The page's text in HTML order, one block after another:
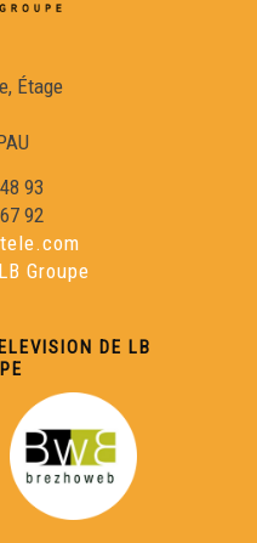
- Vilas Occitanas
Étage
93
92
LB Groupe
DE LB